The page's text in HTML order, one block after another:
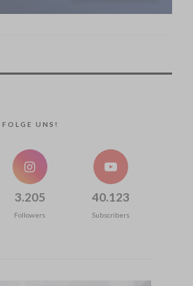
FOLGE UNS!
3.205
Followers
40.123
Subscribers